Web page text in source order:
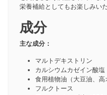
栄養補給としてもお楽しみい
成分
主な成分：
マルトデキストリン
カルシウムカゼイン酸塩
食用植物油（大豆油、高
フルクトース